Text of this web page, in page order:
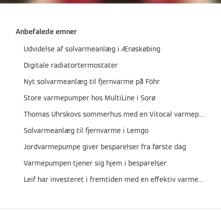
Anbefalede emner
Udvidelse af solvarmeanlæg i Ærøskøbing
Digitale radiatortermostater
Nyt solvarmeanlæg til fjernvarme på Föhr
Store varmepumper hos MultiLine i Sorø
Thomas Uhrskovs sommerhus med en Vitocal varmepumpe
Solvarmeanlæg til fjernvarme i Lemgo
Jordvarmepumpe giver besparelser fra første dag
Varmepumpen tjener sig hjem i besparelser
Leif har investeret i fremtiden med en effektiv varmepumpe